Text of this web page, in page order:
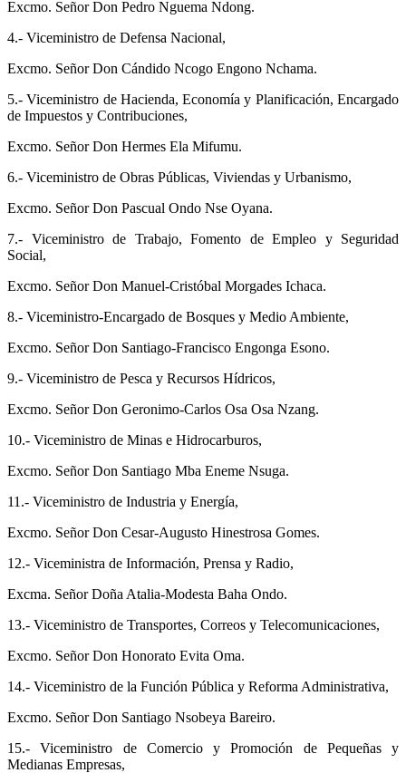
Excmo. Señor Don Pedro Nguema Ndong.
4.- Viceministro de Defensa Nacional,
Excmo. Señor Don Cándido Ncogo Engono Nchama.
5.- Viceministro de Hacienda, Economía y Planificación, Encargado
de Impuestos y Contribuciones,
Excmo. Señor Don Hermes Ela Mifumu.
6.- Viceministro de Obras Públicas, Viviendas y Urbanismo,
Excmo. Señor Don Pascual Ondo Nse Oyana.
7.- Viceministro de Trabajo, Fomento de Empleo y Seguridad
Social,
Excmo. Señor Don Manuel-Cristóbal Morgades Ichaca.
8.- Viceministro-Encargado de Bosques y Medio Ambiente,
Excmo. Señor Don Santiago-Francisco Engonga Esono.
9.- Viceministro de Pesca y Recursos Hídricos,
Excmo. Señor Don Geronimo-Carlos Osa Osa Nzang.
10.- Viceministro de Minas e Hidrocarburos,
Excmo. Señor Don Santiago Mba Eneme Nsuga.
11.- Viceministro de Industria y Energía,
Excmo. Señor Don Cesar-Augusto Hinestrosa Gomes.
12.- Viceministra de Información, Prensa y Radio,
Excma. Señor Doña Atalia-Modesta Baha Ondo.
13.- Viceministro de Transportes, Correos y Telecomunicaciones,
Excmo. Señor Don Honorato Evita Oma.
14.- Viceministro de la Función Pública y Reforma Administrativa,
Excmo. Señor Don Santiago Nsobeya Bareiro.
15.- Viceministro de Comercio y Promoción de Pequeñas y
Medianas Empresas,